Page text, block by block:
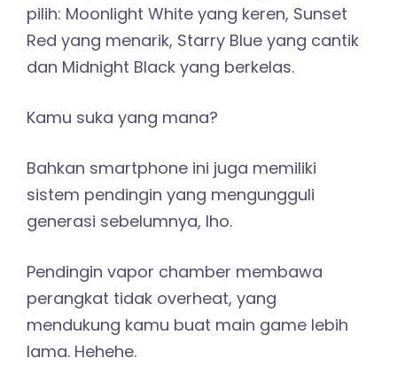
pilih: Moonlight White yang keren, Sunset
Red yang menarik, Starry Blue yang cantik
dan Midnight Black yang berkelas.
Kamu suka yang mana?
Bahkan smartphone ini juga memiliki
sistem pendingin yang mengungguli
generasi sebelumnya, lho.
Pendingin vapor chamber membawa
perangkat tidak overheat, yang
mendukung kamu buat main game lebih
lama. Hehehe.